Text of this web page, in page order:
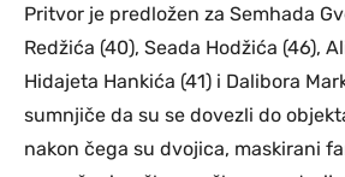
Pritvor je predložen za Semhada
Redžića (40), Seada Hodžića (46),
Hidajeta Hankića (41) i Dalibora
sumnjiče da su se dovezli do
nakon čega su dvojica, maskirani